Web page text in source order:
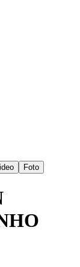
Foto